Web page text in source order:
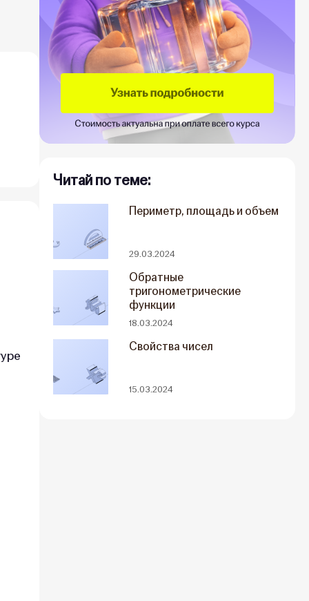
Читай по теме:
Периметр, площадь и объем
29.03.2024
Обратные
тригонометрические
функции
18.03.2024
Свойства чисел
15.03.2024